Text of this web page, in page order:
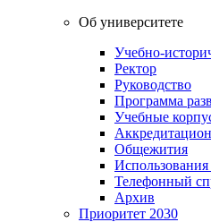
Об университете
Учебно-
Ректор
Руководство
Программа
Учебные
Общежития
Телефонный
Архив
Приоритет 2030